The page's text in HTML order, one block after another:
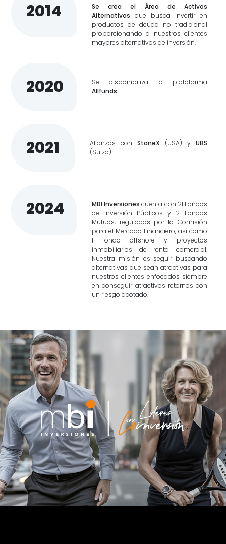
2014
Se crea el Área de Activos
Alternativos que busca invertir en
productos de deuda no tradicional
proporcionando a nuestros clientes
mayores alternativos de inversión.
2020
Se disponibiliza la plataforma
Allfunds.
2021 Alianzas conStoneX (USA) y UBS
(Suiza)
2024 MBI Inversiones cuenta con 21 Fondos
de Inversión Públicos y 2 Fondos
Mutuos, regulados por la Comisión
para el Mercado Financiero, así como
1 fondo offshore y proyectos
inmobiliarios de renta comercial.
Nuestra misión es seguir buscando
alternativas que sean atractivas para
nuestros clientes enfocados siempre
en conseguir atractivos retornos con
un riesgo acotado.